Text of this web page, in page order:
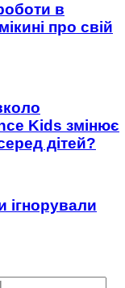
в
про свій
Kids змінює
дітей?
ігнорували